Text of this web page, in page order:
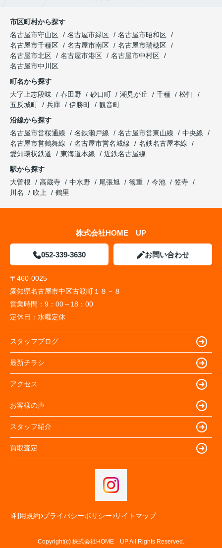
市区町村から探す
名古屋市守山区
名古屋市緑区
名古屋市昭和区
名古屋市千種区
名古屋市南区
名古屋市瑞穂区
名古屋市北区
名古屋市港区
名古屋市中村区
名古屋市中川区
町名から探す
大字上志段味
春田野 砂口町 潮見が丘 千種
松軒
五反城町
兵庫 伊勝町
観音町
沿線から探す
名古屋市営桜通線
名鉄瀬戸線 名古屋市営東山線
中央線
名古屋市営鶴舞線
名古屋市営名城線
名鉄名古屋本線
愛知環状鉄道
東海道本線
近鉄名古屋線
駅から探す
大曽根
高蔵寺 中水野 尾張旭 徳重 今池
笠寺
川名
吹上 鶴里
株式会社HOME UP
052-339-3630 お問い合わせ
〒460-0025
愛知県名古屋市中区古渡町１８－８
営業時間： 9：00～18：00
定休日： 水曜定休
スタッフブログ
最新チラシ
アクセス
お客様の声
スタッフ紹介
買取査定
利用規約 プライバシーポリシー サイトマップ
Copyright(c) 株式会社HOME UP All Rights Reserved.